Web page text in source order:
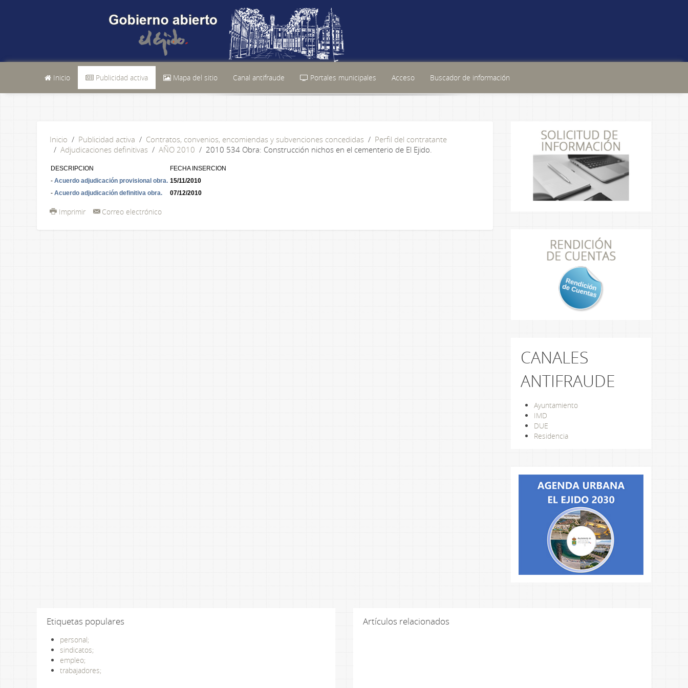
Inicio Publicidad activa Mapa del sitio Canal antifraude Portales municipales Acceso Buscador de información
Inicio Publicidad activa Contratos, convenios, encomiendas y subvenciones concedidas
Perfil del contratante
Adjudicaciones definitivas
AÑO 2010 2010 534 Obra: Construcción nichos en el cementerio de El Ejido.
DESCRIPCION
FECHA INSERCION
- Acuerdo adjudicación provisional obra. 15/11/2010
- Acuerdo adjudicación definitiva obra. 07/12/2010
Imprimir Correo electrónico
CANALES
ANTIFRAUDE
Ayuntamiento
IMD
DUE
Residencia
Etiquetas populares
personal;
sindicatos;
empleo;
trabajadores;
Artículos relacionados